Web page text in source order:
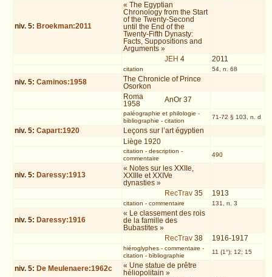
niv. 5: Broekman:2011
« The Egyptian
Chronology from the Start
of the Twenty-Second
until the End of the
Twenty-Fifth Dynasty:
Facts, Suppositions and
Arguments »
JEH 4 2011
citation 54, n. 68
niv. 5:Caminos:1958
The Chronicle of Prince
Osorkon
Roma
1958
AnOr 37
paléographie et philologie -
bibliographie - citation
71-72 § 103, n. d
niv. 5:Capart:1920
Leçons sur l’art égyptien
Liège 1920
citation - description -
commentaire
490
niv. 5: Daressy:1913
« Notes sur les XXIIe,
XXIIIe et XXIVe
dynasties »
RecTrav 35 1913
citation - commentaire 131, n. 3
niv. 5: Daressy:1916
« Le classement des rois
de la famille des
Bubastites »
RecTrav 38 1916-1917
hiéroglyphes- commentaire -
citation - bibliographie
11 (1°); 12; 15
niv. 5: De Meulenaere:1962c
« Une statue de prêtre
héliopolitain »